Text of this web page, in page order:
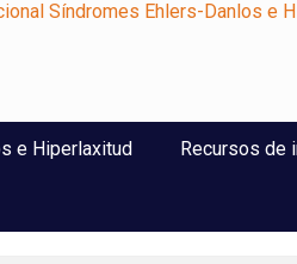
Danlos e Hiperlaxitud
e Hiperlaxitud Recursos de